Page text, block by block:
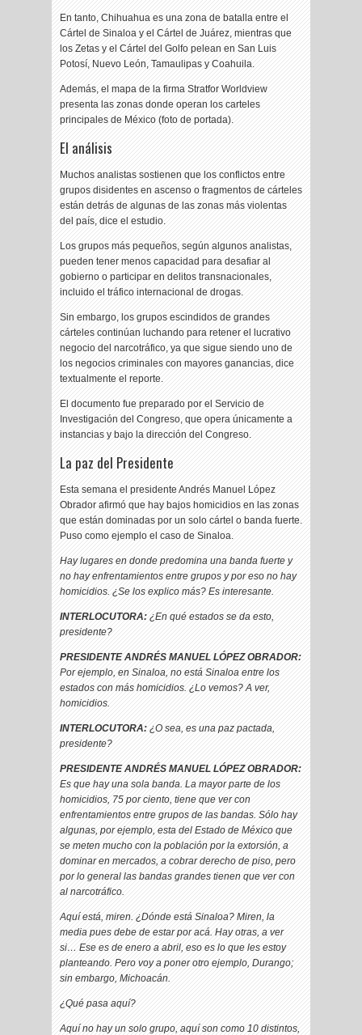
En tanto, Chihuahua es una zona de batalla entre el
Cártel de Sinaloa y el Cártel de Juárez, mientras que
los Zetas y el Cártel del Golfo pelean en San Luis
Potosí, Nuevo León, Tamaulipas y Coahuila.
Además, el mapa de la firma Stratfor Worldview
presenta las zonas donde operan los carteles
principales de México (foto de portada).
El análisis
Muchos analistas sostienen que los conflictos entre
grupos disidentes en ascenso o fragmentos de cárteles
están detrás de algunas de las zonas más violentas
del país, dice el estudio.
Los grupos más pequeños, según algunos analistas,
pueden tener menos capacidad para desafiar al
gobierno o participar en delitos transnacionales,
incluido el tráfico internacional de drogas.
Sin embargo, los grupos escindidos de grandes
cárteles continúan luchando para retener el lucrativo
negocio del narcotráfico, ya que sigue siendo uno de
los negocios criminales con mayores ganancias, dice
textualmente el reporte.
El documento fue preparado por el Servicio de
Investigación del Congreso, que opera únicamente a
instancias y bajo la dirección del Congreso.
La paz del Presidente
Esta semana el presidente Andrés Manuel López
Obrador afirmó que hay bajos homicidios en las zonas
que están dominadas por un solo cártel o banda fuerte.
Puso como ejemplo el caso de Sinaloa.
Hay lugares en donde predomina una banda fuerte y
no hay enfrentamientos entre grupos y por eso no hay
homicidios. ¿Se los explico más? Es interesante.
INTERLOCUTORA:¿En qué estados se da esto,
presidente?
PRESIDENTE ANDRÉS MANUEL LÓPEZ OBRADOR:
Por ejemplo, en Sinaloa, no está Sinaloa entre los
estados con más homicidios. ¿Lo vemos? A ver,
homicidios.
INTERLOCUTORA:¿O sea, es una paz pactada,
presidente?
PRESIDENTE ANDRÉS MANUEL LÓPEZ OBRADOR:
Es que hay una sola banda. La mayor parte de los
homicidios, 75 por ciento, tiene que ver con
enfrentamientos entre grupos de las bandas. Sólo hay
algunas, por ejemplo, esta del Estado de México que
se meten mucho con la población por la extorsión, a
dominar en mercados, a cobrar derecho de piso, pero
por lo general las bandas grandes tienen que ver con
al narcotráfico.
Aquí está, miren. ¿Dónde está Sinaloa? Miren, la
media pues debe de estar por acá. Hay otras, a ver
si… Ese es de enero a abril, eso es lo que les estoy
planteando. Pero voy a poner otro ejemplo, Durango;
sin embargo, Michoacán.
¿Qué pasa aquí?
Aquí no hay un solo grupo, aquí son como 10 distintos,